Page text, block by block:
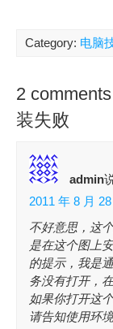
Category: 电脑
2
装失败
admin
2011 年 8 月
不好意思，这
是在这个图上
的提示，我是
务没有打开，
如果你打开这
请告知使用环境